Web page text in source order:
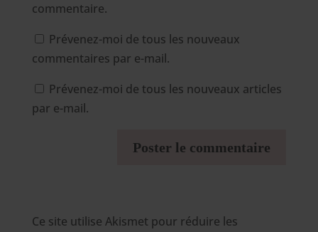
commentaire.
Prévenez-moi de tous les nouveaux
commentaires par e-mail.
Prévenez-moi de tous les nouveaux articles
par e-mail.
Ce site utilise Akismet pour réduire les